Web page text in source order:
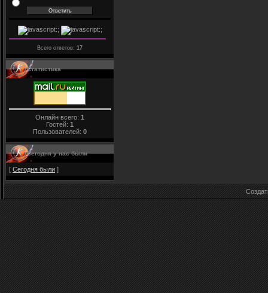
Всего ответов: 17
Статистика
Онлайн всего: 1
Гостей: 1
Пользователей: 0
Сегодня у нас были
[ Сегодня были ]